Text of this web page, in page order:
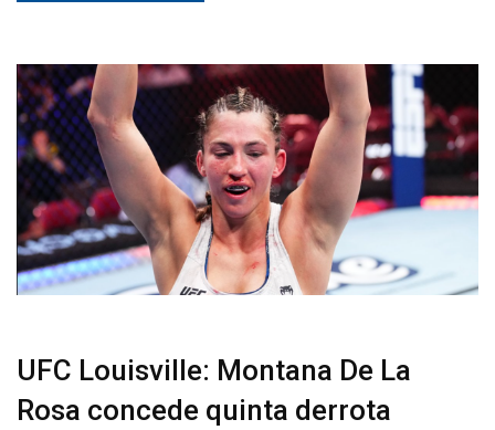
UFC Louisville: Montana De La
Rosa concede quinta derrota